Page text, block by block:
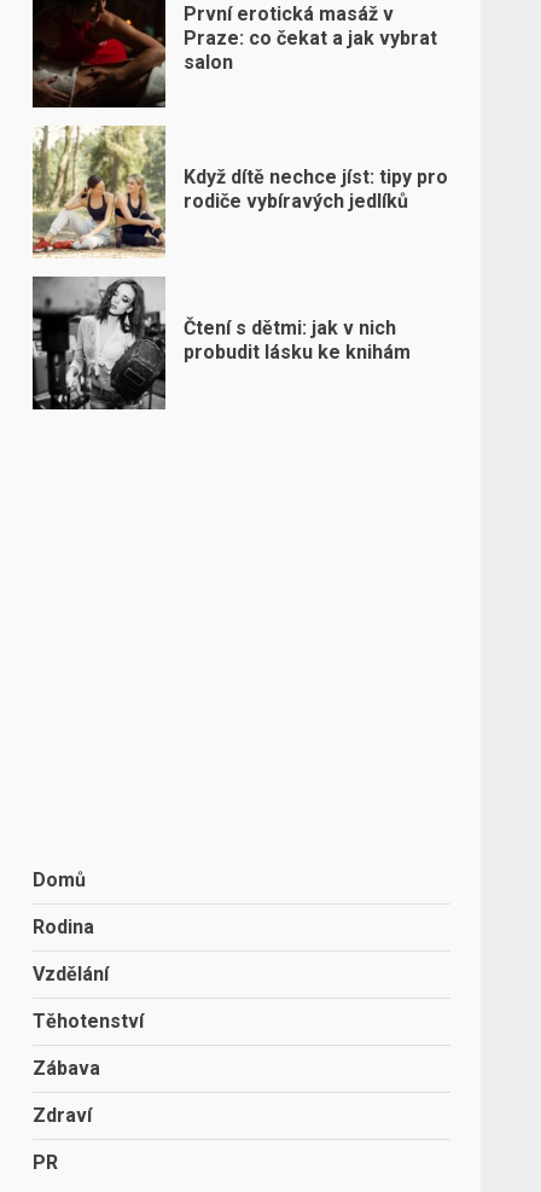
První erotická masáž v
Praze: co čekat a jak vybrat
salon
Když dítě nechce jíst: tipy pro
rodiče vybíravých jedlíků
Čtení s dětmi: jak v nich
probudit lásku ke knihám
Domů
Rodina
Vzdělání
Těhotenství
Zábava
Zdraví
PR